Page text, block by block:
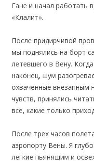
Гане и начал работать
«Клалит».
После придирчивой
мы поднялись на борт
летевшего в Вену.
наконец, шум
охваченные внезапным
чувств, принялись
все, какие только
После трех часов
аэропорту Вены. Я
легкие пьянящим и